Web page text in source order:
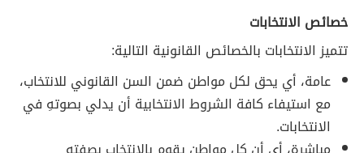
خصائص الانتخابات
تتميز الانتخابات بالخصائص القانونية التالية:
عامة، أي يحق لكل مواطن ضمن السن القانوني للانتخاب،
مع استيفاء كافة الشروط الانتخابية أن يدلي بصوتهِ في
الانتخابات.